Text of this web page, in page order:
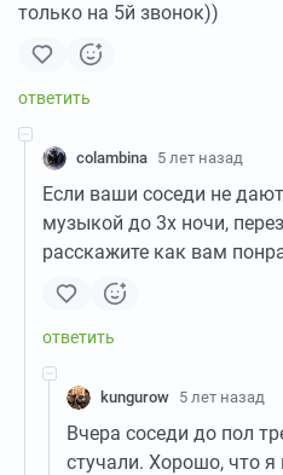
только на 5й звонок))
colambina 5 лет назад
Если ваши соседи не
музыкой до 3х ночи,
расскажите как вам
kungurow 5 лет назад
Вчера соседи до пол
стучали. Хорошо, что